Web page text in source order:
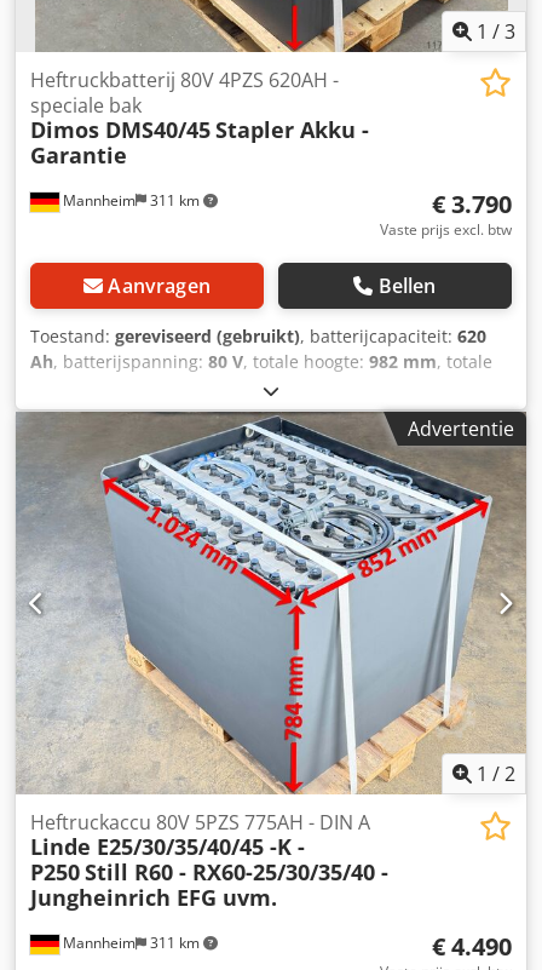
1 /3
Mannheim 311 km
Heftruckbatterij 80V 4PZS 620AH -
speciale bak
Dimos DMS40/45Stapler Akku -
Garantie
€ 3.790
Vaste prijs excl. btw
Aanvragen Bellen
Toestand: gereviseerd (gebruikt), batterijcapaciteit: 620
Ah, batterijspanning: 80 V, totale hoogte: 982 mm, totale
, totale breedte:
heftruckbatterij voor uw heftruck - 80V 4PZS 620Ah -
speciaal accubak + 1 jaar garantie + Inclusief Aquamatik +
Inclusief eindontgasser & REMA 320 stekker (andere
stekkers kunnen indien gewenst gemonteerd worden) +
Capaciteit: min. 90-100% (C5 capaciteitsprotocol wordt bij
levering meegeleverd) + Leveringsjaar 2024 Djdpfxjy Rnrcj
Ahysck Afmetingen: Lengte 1.640 mm Breedte 435 mm
Hoogte 982 mm Gewicht: ca. 1.600 kg Geschikt voor de
volgende modellen en meer: Dimos DMS 40/45
Gebruikelijke batterijformaten beschikbaar, neem gerust
contact op. Transport mogelijk.
Advertentie
1 /2
Mannheim 311 km
Heftruckaccu 80V 5PZS 775AH - DIN A
Linde E25/30/35/40/45 -K -
P250Still R60 - RX60-25/30/35/40 -
Jungheinrich EFG uvm.
€ 4.490